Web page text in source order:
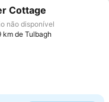
aos favoritos
Cottage
não disponível
km de Tulbagh